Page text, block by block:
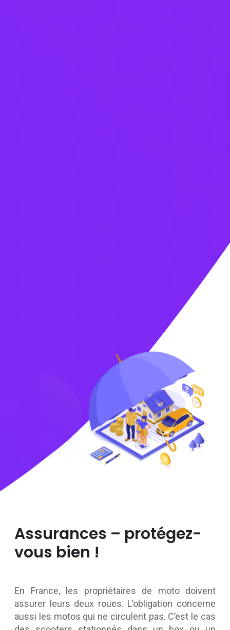
Assurances – protégez-
vous bien !
En France, les propriétaires de moto doivent
assurer leurs deux roues. L’obligation concerne
aussi les motos qui ne circulent pas. C’est le cas